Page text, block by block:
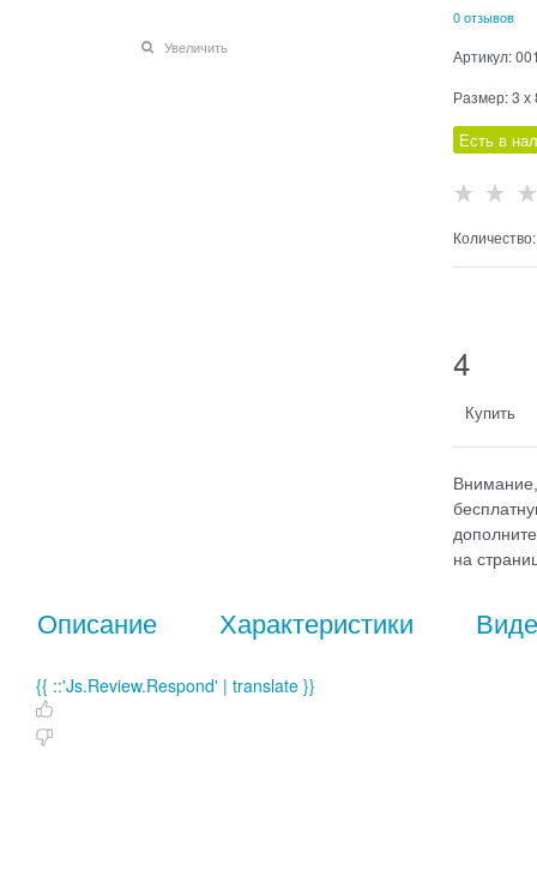
Увеличить
0 отзывов
Артикул:
Размер:3 х
Есть в
Количество:
4
Купить
на
Описание Характеристики
{{ ::'Js.Review.Respond' | translate }}